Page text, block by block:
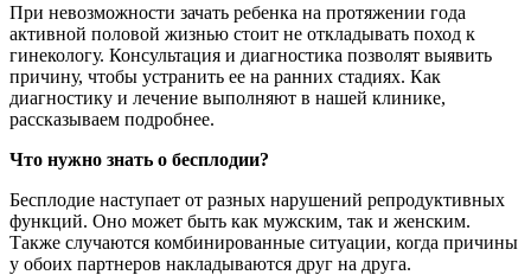
При невозможности зачать ребенка на протяжении года
активной половой жизнью стоит не откладывать поход к
гинекологу. Консультация и диагностика позволят выявить
причину, чтобы устранить ее на ранних стадиях. Как
диагностику и лечение выполняют в нашей клинике,
рассказываем подробнее.
Что нужно знать о бесплодии?
Бесплодие наступает от разных нарушений репродуктивных
функций. Оно может быть как мужским, так и женским.
Также случаются комбинированные ситуации, когда причины
у обоих партнеров накладываются друг на друга.